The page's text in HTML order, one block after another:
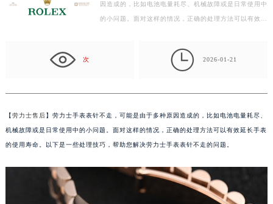
因造成的，比如电池电量耗尽、机械故障或是日常使用中
的小问题。面对这样的情况，正确的处理方法可以有效…
次  2026-01-21
【劳力士售后】劳力士手表表针不走，可能是由于多种原因造成的，比如电池电量耗尽、
机械故障或是日常使用中的小问题。面对这样的情况，正确的处理方法可以有效延长手表
的使用寿命。以下是一些处理技巧，帮助您解决劳力士手表表针不走的问题。